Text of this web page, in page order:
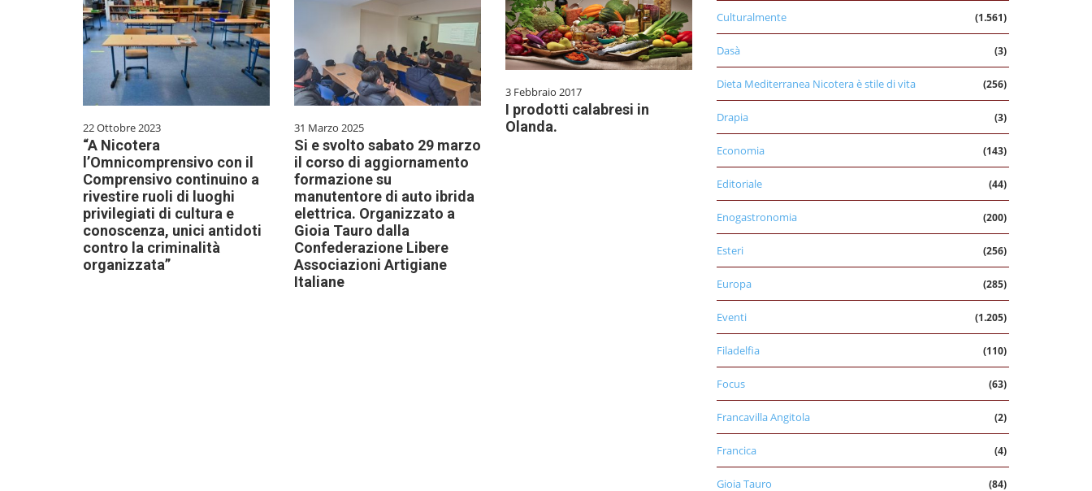
22 Ottobre 2023
“A Nicotera
l’Omnicomprensivo con il
Comprensivo continuino a
rivestire ruoli di luoghi
privilegiati di cultura e
conoscenza, unici antidoti
contro la criminalità
organizzata”
31 Marzo 2025
Si e svolto sabato 29 marzo
il corso di aggiornamento
formazione su
manutentore di auto ibrida
elettrica. Organizzato a
Gioia Tauro dalla
Confederazione Libere
Associazioni Artigiane
Italiane
3 Febbraio 2017
I prodotti calabresi in
Olanda.
Culturalmente (1.561)
Dasà (3)
Dieta Mediterranea Nicotera è stile di vita (256)
Drapia (3)
Economia (143)
Editoriale (44)
Enogastronomia (200)
Esteri (256)
Europa (285)
Eventi (1.205)
Filadelfia (110)
Focus (63)
Francavilla Angitola (2)
Francica (4)
Gioia Tauro (84)